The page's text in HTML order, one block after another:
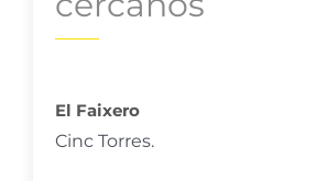
El Faixero
Cinc Torres.